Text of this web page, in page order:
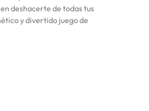
deshacerte de todas tus
y divertido juego de